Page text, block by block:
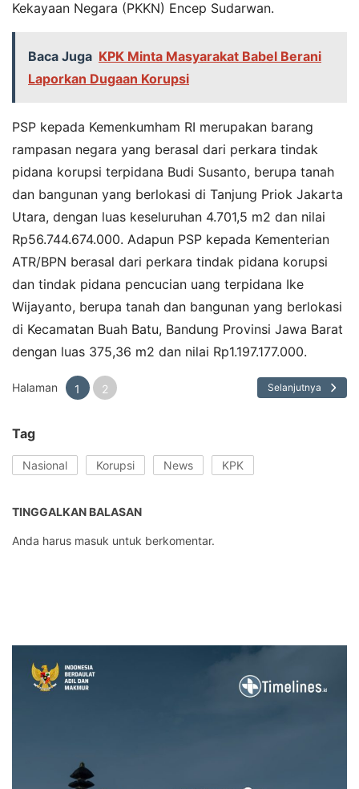
Kekayaan Negara (PKKN) Encep Sudarwan.
Baca Juga KPK Minta Masyarakat Babel Berani
Laporkan Dugaan Korupsi
PSP kepada Kemenkumham RI merupakan barang
rampasan negara yang berasal dari perkara tindak
pidana korupsi terpidana Budi Susanto, berupa tanah
dan bangunan yang berlokasi di Tanjung Priok Jakarta
Utara, dengan luas keseluruhan 4.701,5 m2 dan nilai
Rp56.744.674.000. Adapun PSP kepada Kementerian
ATR/BPN berasal dari perkara tindak pidana korupsi
dan tindak pidana pencucian uang terpidana Ike
Wijayanto, berupa tanah dan bangunan yang berlokasi
di Kecamatan Buah Batu, Bandung Provinsi Jawa Barat
dengan luas 375,36 m2 dan nilai Rp1.197.177.000.
Halaman 1 2 Selanjutnya
Tag
Nasional Korupsi News KPK
TINGGALKAN BALASAN
Anda harus masuk untuk berkomentar.